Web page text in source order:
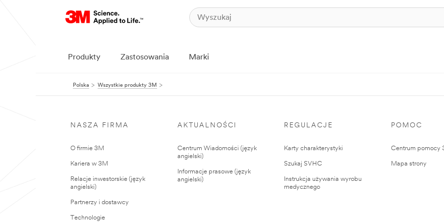
Produkty Zastosowania Marki
Polska Wszystkie produkty 3M
NASZA FIRMA
O firmie 3M
Kariera w 3M
Relacje inwestorskie (język
angielski)
Partnerzy i dostawcy
Technologie
AKTUALNOŚCI
Centrum Wiadomości (język
angielski)
Informacje prasowe (język
angielski)
REGULACJE
Karty charakterystyki
Szukaj SVHC
Instrukcja używania wyrobu
medycznego
POMOC
Centrum pomocy
Mapa strony